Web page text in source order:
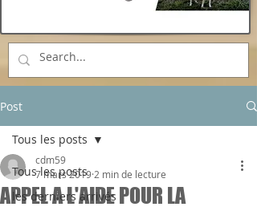
Post
Tous les posts
les derniers arrivés
Tous les posts
APPEL A L'AIDE POUR LA
cdm59
7 mars 2019 2 min de lecture